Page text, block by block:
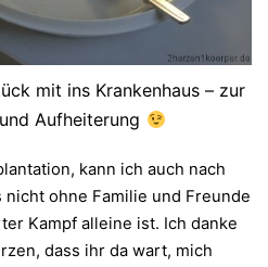
mit ins Krankenhaus – zur
Aufheiterung
kann ich auch nach
nicht ohne Familie und Freunde
Kampf alleine ist. Ich danke
dass ihr da wart, mich